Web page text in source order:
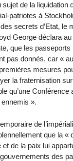
de la liquidation
patriotes à
secrets d’Etat, le
George déclara
que les passeports
pas donnés, car «
mesures
la fraternisation
qu’une Conférence
».
de
que la «
de la paix lui
des